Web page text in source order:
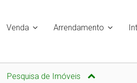
Venda Arrendamento
Pesquisa de Imóveis